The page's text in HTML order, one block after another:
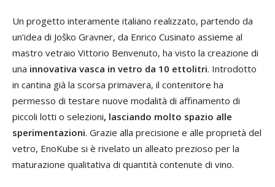
Un progetto interamente italiano realizzato, partendo da
un’idea di Joško Gravner, da Enrico Cusinato assieme al
mastro vetraio Vittorio Benvenuto, ha visto la creazione di
una innovativa vasca in vetro da 10 ettolitri. Introdotto
in cantina già la scorsa primavera, il contenitore ha
permesso di testare nuove modalità di affinamento di
piccoli lotti o selezioni, lasciando molto spazio alle
sperimentazioni. Grazie alla precisione e alle proprietà del
vetro, EnoKube si è rivelato un alleato prezioso per la
maturazione qualitativa di quantità contenute di vino.